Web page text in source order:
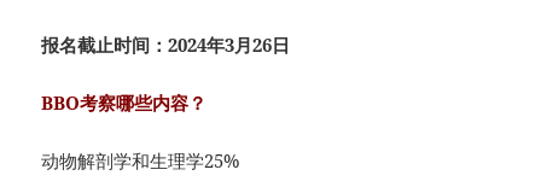
报名截止时间：2024年3月26日
BBO考察哪些内容？
动物解剖学和生理学25%